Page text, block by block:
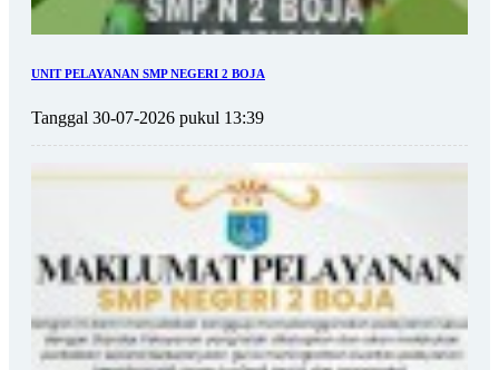
UNIT PELAYANAN SMP NEGERI 2 BOJA
Tanggal 30-07-2026 pukul 13:39